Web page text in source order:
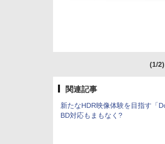
(1/2)
関連記事
新たなHDR映像体験を目指す「
BD対応もまもなく?